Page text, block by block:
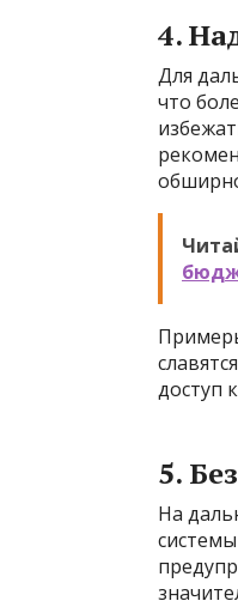
4.
Для
что
доступ
5.
На